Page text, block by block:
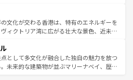
バインミー、ベトナムコーヒーなどは、ぜ
たい。どの地域を訪れてもあたたかい人々
てくれるので、きっと忘れられない旅にな
。
ている。北部ではチェンマイなどの山岳地
合い、南部ではプーケットやクラビの美し
ート気分を楽しむことができる。タイ料理
一年中温暖で、どの季節にも異なる楽しみ
親しみやすいタイの人々、仏教を中心とし
多様な観光資源が、訪れる旅人を魅了し続
文化が交わる香港は、特有のエネルギーを
ィクトリア湾に広がる壮大な景色、近未来
ても感動するはず。観光スポットが密集し
く見どころを回れるのも魅力。息をのむよ
化的な体験まで、香港を存分に楽しみ尽く
として多文化が融合した独自の魅力を放つ
未来的な建築物が並ぶマリーナベイ、歴史